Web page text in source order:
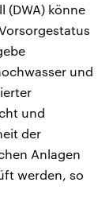
(DWA) könne
und
und
der
Anlagen
werden, so